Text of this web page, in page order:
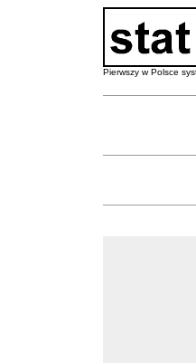
Pierwszy w Polsce